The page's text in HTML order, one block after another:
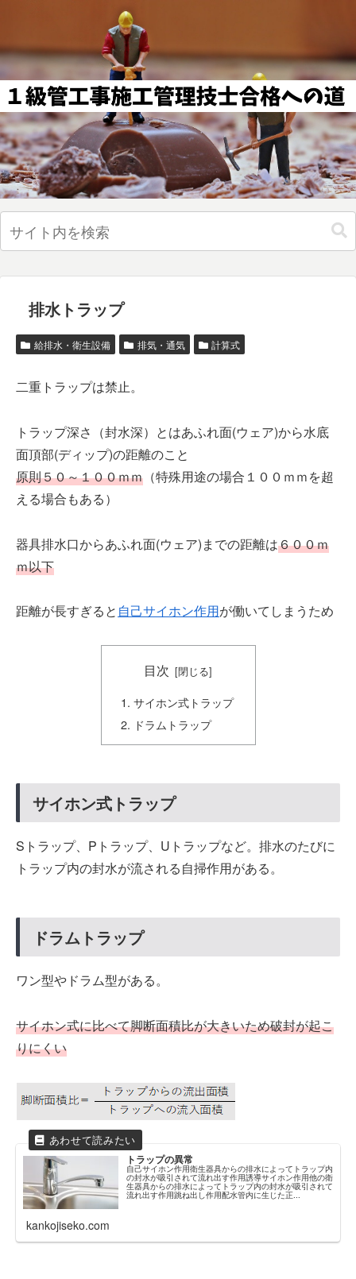
排水トラップ
給排水・衛生設備 排気・通気 計算式
二重トラップは禁止。
トラップ深さ（封水深）とはあふれ面(ウェア)から水底
面頂部(ディップ)の距離のこと
原則５０～１００ｍｍ （特殊用途の場合１００ｍｍを超
える場合もある）
器具排水口からあふれ面(ウェア)までの距離は６００ｍ
ｍ以下
距離が長すぎると 自己サイホン作用が働いてしまうため
目次
サイホン式トラップ
ドラムトラップ
サイホン式トラップ
Sトラップ、Pトラップ、Uトラップなど。排水のたびに
トラップ内の封水が流される自掃作用がある。
ドラムトラップ
ワン型やドラム型がある。
サイホン式に比べて脚断面積比が大きいため破封が起こ
りにくい
トラップの異常
自己サイホン作用衛生器具からの排水によってトラップ内
の封水が吸引されて流れ出す作用誘導サイホン作用他の衛
生器具からの排水によってトラップ内の封水が吸引されて
流れ出す作用跳ね出し作用配水管内に生じた正...
kankojiseko.com